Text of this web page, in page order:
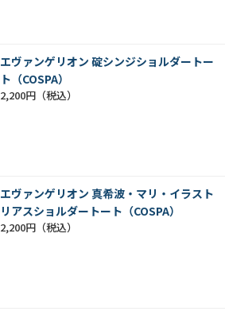
エヴァンゲリオン 碇シンジショルダートー
ト（COSPA）
2,200円
エヴァンゲリオン 真希波・マリ・イラスト
リアスショルダートート（COSPA）
2,200円